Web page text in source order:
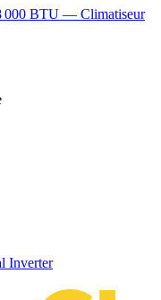
000 BTU — Climatiseur
Inverter